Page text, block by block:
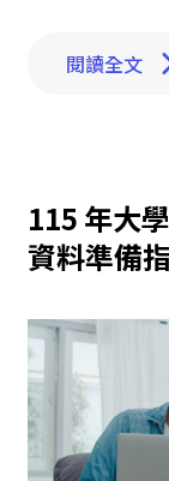
閱讀全文
115 年大
資料準備